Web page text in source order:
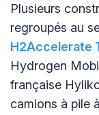
Plusieurs
regroupés au
H2Accelerate
Hydrogen
française
camions à pile